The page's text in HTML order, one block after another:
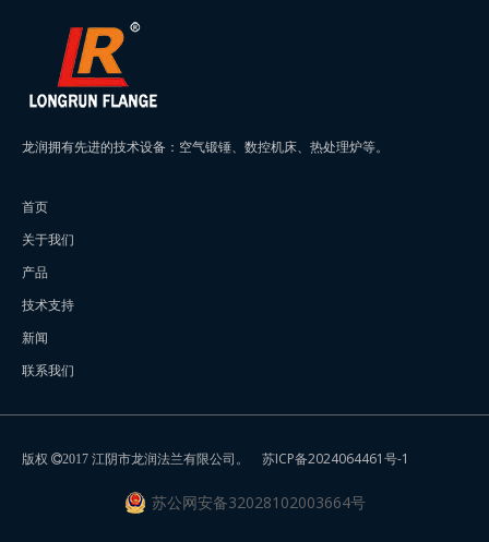
龙润拥有先进的技术设备：空气锻锤、数控机床、热处理炉等。
首页
关于我们
产品
技术支持
新闻
联系我们
版权 2017 江阴市龙润法兰有限公司。 苏ICP备2024064461号-1
苏公网安备32028102003664号